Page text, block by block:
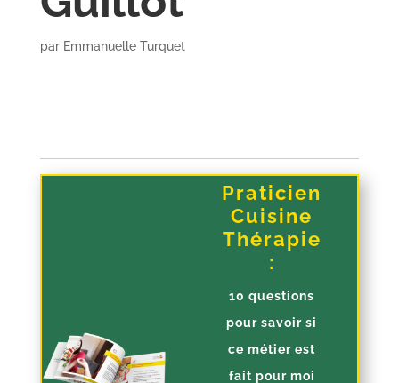
par Emmanuelle Turquet
Praticien
Cuisine
Thérapie
:
10 questions
pour savoir si
ce métier est
fait pour moi